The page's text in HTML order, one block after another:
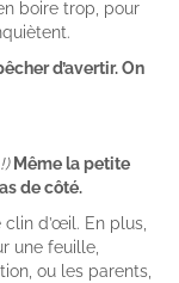
boire trop, pour
d’avertir. On
Même la petite
de côté.
d’œil. En plus,
une feuille,
ou les parents,